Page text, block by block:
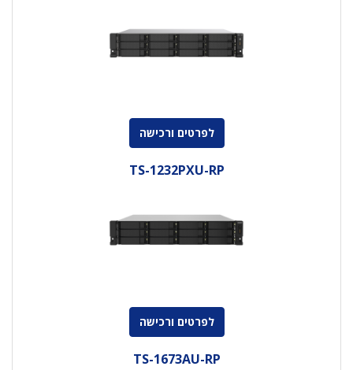
לפרטים ורכישה
TS-1232PXU-RP
לפרטים ורכישה
TS-1673AU-RP